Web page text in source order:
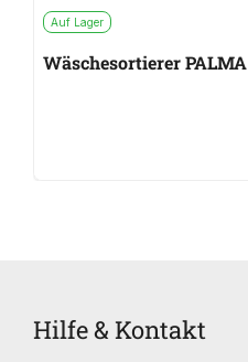
Auf Lager
Wäschesortierer PALMA
Hilfe & Kontakt